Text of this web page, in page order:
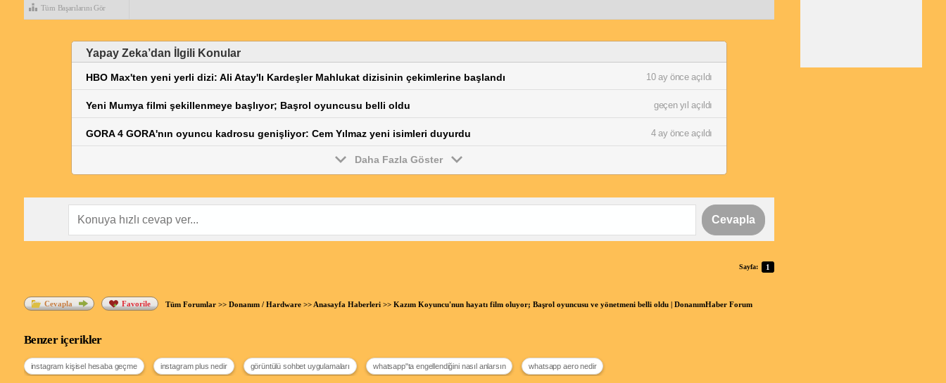
Tüm Başarılarını Gör
Yapay Zeka’dan İlgili Konular
HBO Max'ten yeni yerli dizi: Ali Atay'lı Kardeşler Mahlukat dizisinin çekimlerine başlandı 10 ay önce açıldı
Yeni Mumya filmi şekillenmeye başlıyor; Başrol oyuncusu belli oldu geçen yıl açıldı
GORA 4 GORA'nın oyuncu kadrosu genişliyor: Cem Yılmaz yeni isimleri duyurdu 4 ay önce açıldı
Daha Fazla Göster
Cevapla
Sayfa: 1
Cevapla Favorile Tüm Forumlar>> Donanım / Hardware>> Anasayfa Haberleri>> Kazım Koyuncu'nun hayatı film oluyor; Başrol oyuncusu ve yönetmeni belli oldu | DonanımHaber Forum
Benzer içerikler
instagram kişisel hesaba geçme instagram plus nedir görüntülü sohbet uygulamaları whatsapp"ta engellendiğini nasıl anlarsın whatsapp aero nedir